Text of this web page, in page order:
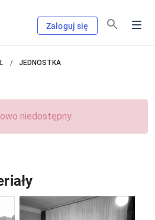
Zaloguj się
JEDNOSTKA
niedostępny.